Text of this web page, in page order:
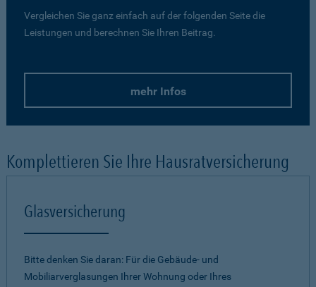
Vergleichen Sie ganz einfach auf der folgenden Seite die
Leistungen und berechnen Sie Ihren Beitrag.
mehr Infos
Komplettieren Sie Ihre Hausratversicherung
Glasversicherung
Bitte denken Sie daran: Für die Gebäude- und
Mobiliarverglasungen Ihrer Wohnung oder Ihres